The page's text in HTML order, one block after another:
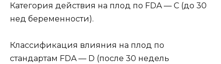
Категория действия на плод по FDA — C (до 30
нед беременности).
Классификация влияния на плод по
стандартам FDA — D (после 30 недель